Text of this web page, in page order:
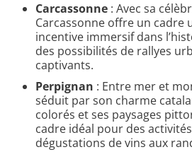
Carcassonne : Avec sa
Carcassonne offre un cadre
incentive immersif dans
des possibilités de rallyes
captivants.
Perpignan : Entre mer et
séduit par son charme
colorés et ses paysages
cadre idéal pour des
dégustations de vins aux